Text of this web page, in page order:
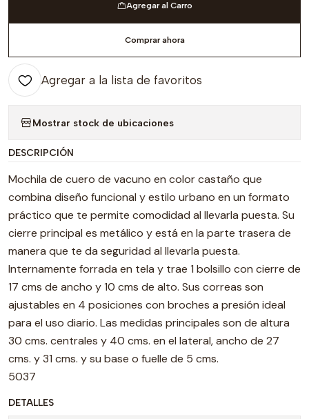
Agregar al Carro
Comprar ahora
Agregar a la lista de favoritos
Mostrar stock de ubicaciones
DESCRIPCIÓN
Mochila de cuero de vacuno en color castaño que
combina diseño funcional y estilo urbano en un formato
práctico que te permite comodidad al llevarla puesta. Su
cierre principal es metálico y está en la parte trasera de
manera que te da seguridad al llevarla puesta.
Internamente forrada en tela y trae 1 bolsillo con cierre de
17 cms de ancho y 10 cms de alto. Sus correas son
ajustables en 4 posiciones con broches a presión ideal
para el uso diario. Las medidas principales son de altura
30 cms. centrales y 40 cms. en el lateral, ancho de 27
cms. y 31 cms. y su base o fuelle de 5 cms.
5037
DETALLES